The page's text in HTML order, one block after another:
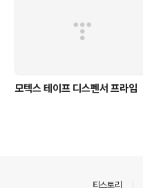
모텍스 테이프 디스펜서 프라임
티스토리